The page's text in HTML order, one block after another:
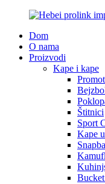
Dom
O nama
Proizvodi
Kape i kape
Štitnici
Sport
Kape